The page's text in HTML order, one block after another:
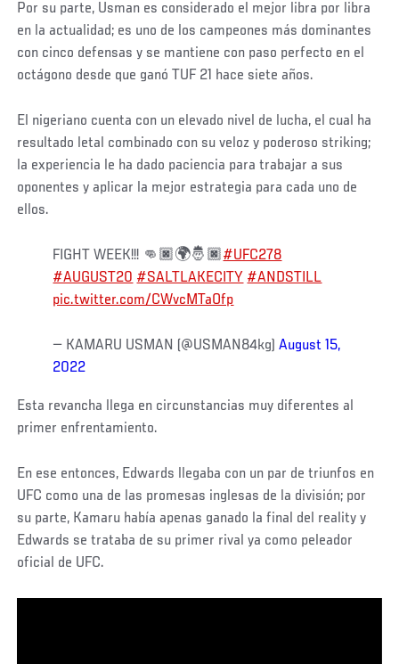
Por su parte, Usman es considerado el mejor libra por libra
en la actualidad; es uno de los campeones más dominantes
con cinco defensas y se mantiene con paso perfecto en el
octágono desde que ganó TUF 21 hace siete años.
El nigeriano cuenta con un elevado nivel de lucha, el cual ha
resultado letal combinado con su veloz y poderoso striking;
la experiencia le ha dado paciencia para trabajar a sus
oponentes y aplicar la mejor estrategia para cada uno de
ellos.
FIGHT WEEK!!! 👊🏿🌍🤴🏿#UFC278
#AUGUST20 #SALTLAKECITY #ANDSTILL
pic.twitter.com/CWvcMTaOfp
— KAMARU USMAN (@USMAN84kg)August 15,
2022
Esta revancha llega en circunstancias muy diferentes al
primer enfrentamiento.
En ese entonces, Edwards llegaba con un par de triunfos en
UFC como una de las promesas inglesas de la división; por
su parte, Kamaru había apenas ganado la final del reality y
Edwards se trataba de su primer rival ya como peleador
oficial de UFC.